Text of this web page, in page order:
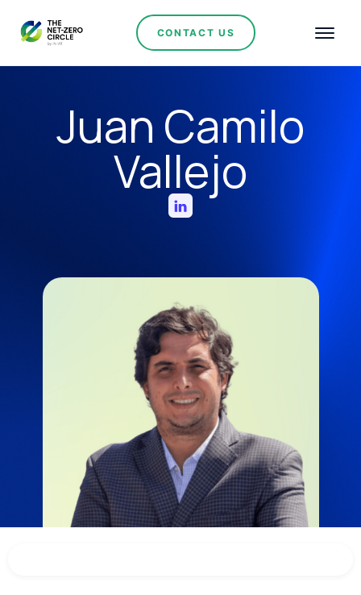
CONTACT US
Juan Camilo
Vallejo